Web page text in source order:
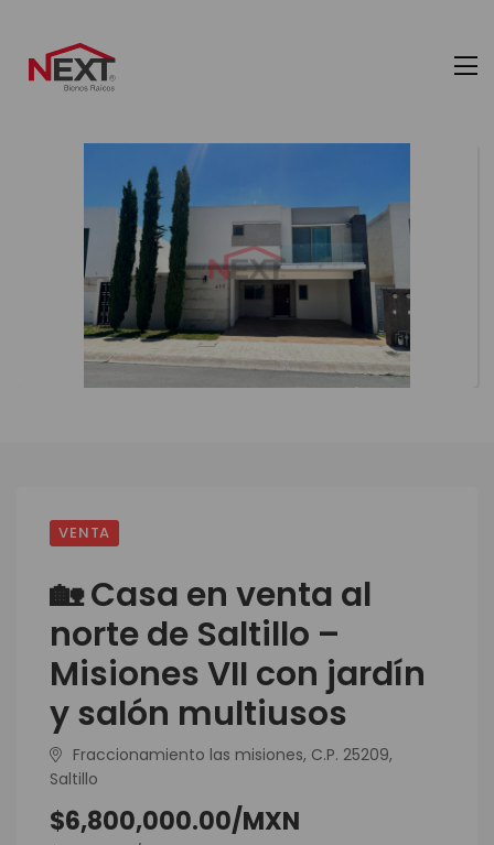
VENTA
🏡 Casa en venta al
norte de Saltillo –
Misiones VII con jardín
y salón multiusos
Fraccionamiento las misiones, C.P. 25209,
Saltillo
$6,800,000.00/MXN